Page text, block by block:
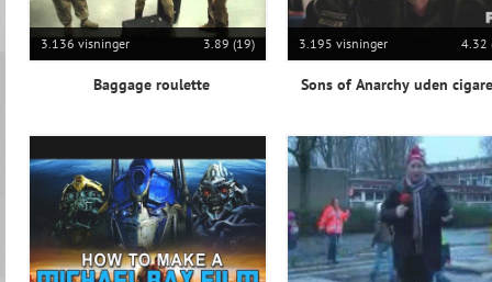
3.136 visninger 3.89 (19)
Baggage roulette
3.195 visninger 4.32
Sons of Anarchy uden